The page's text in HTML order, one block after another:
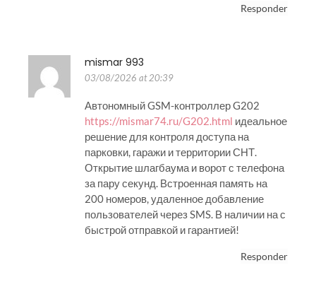
Responder
mismar 993
03/08/2026 at 20:39
Автономный GSM-контроллер G202
https://mismar74.ru/G202.html идеальное
решение для контроля доступа на
парковки, гаражи и территории СНТ.
Открытие шлагбаума и ворот с телефона
за пару секунд. Встроенная память на
200 номеров, удаленное добавление
пользователей через SMS. В наличии на с
быстрой отправкой и гарантией!
Responder